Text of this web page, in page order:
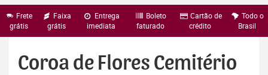
Frete
grátis
Faixa
grátis
Entrega
imediata
Boleto
faturado
Cartão de
crédito
Todo o
Brasil
Coroa de Flores Cemitério